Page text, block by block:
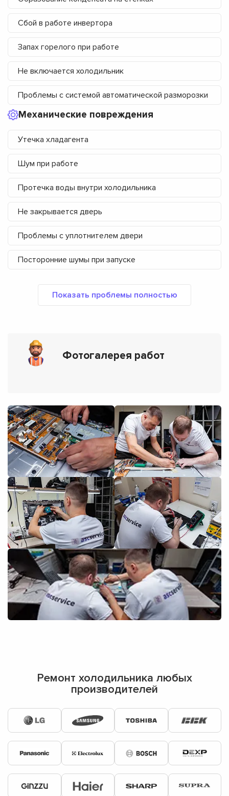
Сбой в работе инвертора
Запах горелого при работе
Не включается холодильник
Проблемы с системой автоматической разморозки
Механические повреждения
Утечка хладагента
Шум при работе
Протечка воды внутри холодильника
Не закрывается дверь
Проблемы с уплотнителем двери
Посторонние шумы при запуске
Фотогалерея работ
Ремонт холодильника любых
производителей